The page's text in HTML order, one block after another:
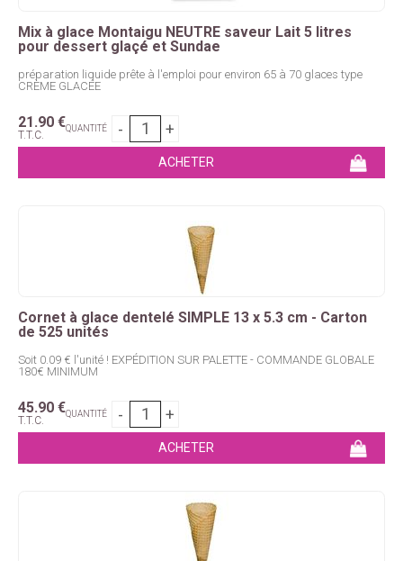
Mix à glace Montaigu NEUTRE saveur Lait 5 litres
pour dessert glaçé et Sundae
préparation liquide prête à l'emploi pour environ 65 à 70 glaces type
CRÈME GLACÉE
21.90 €
T.T.C. QUANTITÉ
Cornet à glace dentelé SIMPLE 13 x 5.3 cm - Carton
de 525 unités
Soit 0.09 € l'unité ! EXPÉDITION SUR PALETTE - COMMANDE GLOBALE
180€ MINIMUM
45.90 €
T.T.C. QUANTITÉ